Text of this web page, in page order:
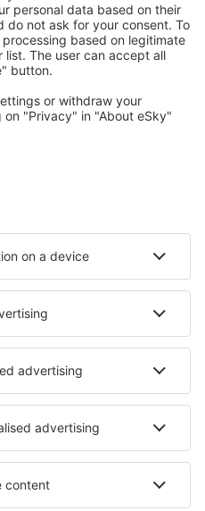
Unterkünften: Hotels,
von eSky Nutzern
Städte
in Neapel
Unterkunft in Agropoli
Unterkunft in Massa Lubrense
Unterkunft in Auburn
in Chamba